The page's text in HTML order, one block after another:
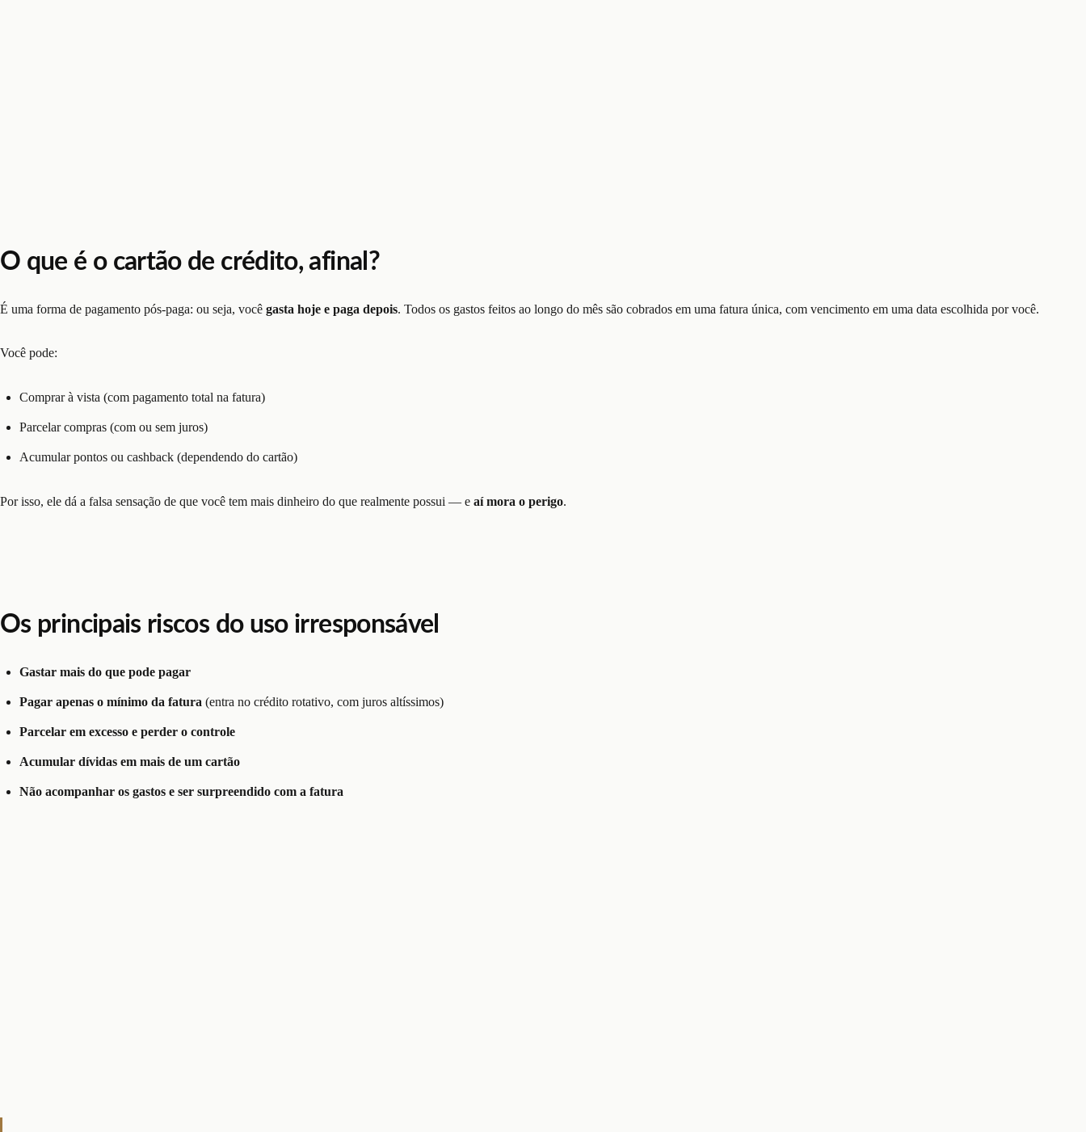
O que é o cartão de crédito, afinal?
É uma forma de pagamento pós-paga: ou seja, você gasta hoje e paga depois. Todos os gastos feitos ao longo do mês são cobrados em uma fatura única, com vencimento em uma data escolhida por você.
Você pode:
Comprar à vista (com pagamento total na fatura)
Parcelar compras (com ou sem juros)
Acumular pontos ou cashback (dependendo do cartão)
Por isso, ele dá a falsa sensação de que você tem mais dinheiro do que realmente possui — e aí mora o perigo.
Os principais riscos do uso irresponsável
Gastar mais do que pode pagar
Pagar apenas o mínimo da fatura (entra no crédito rotativo, com juros altíssimos)
Parcelar em excesso e perder o controle
Acumular dívidas em mais de um cartão
Não acompanhar os gastos e ser surpreendido com a fatura